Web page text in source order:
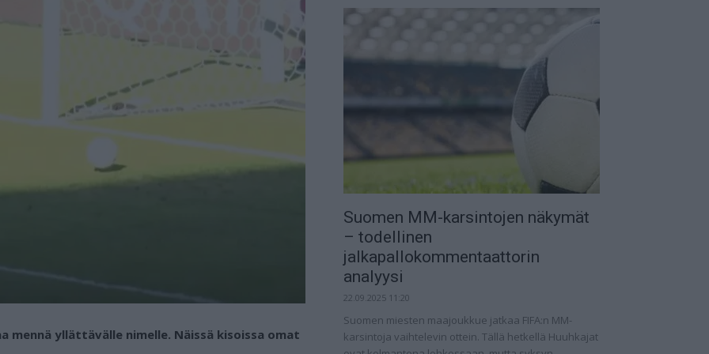
mennä yllättävälle nimelle. Näissä kisoissa omat
Suomen MM-karsintojen näkymät
– todellinen
jalkapallokommentaattorin
analyysi
22.09.2025 11:20
Suomen miesten maajoukkue jatkaa FIFA:n MM-
karsintoja vaihtelevin ottein. Tällä hetkellä Huuhkajat